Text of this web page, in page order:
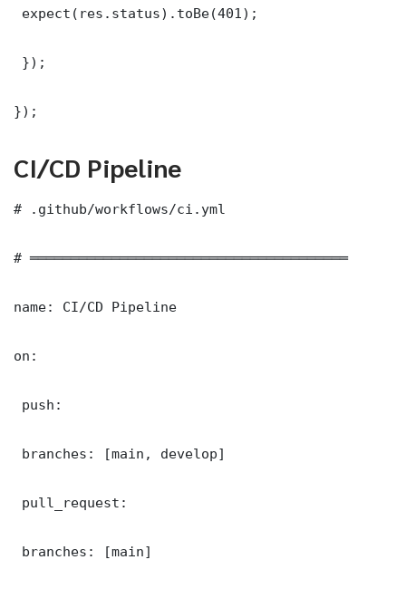
expect(res.status).toBe(401);
});
});
CI/CD Pipeline
# .github/workflows/ci.yml
# ═══════════════════════════════════════
name: CI/CD Pipeline
on:
push:
branches: [main, develop]
pull_request:
branches: [main]